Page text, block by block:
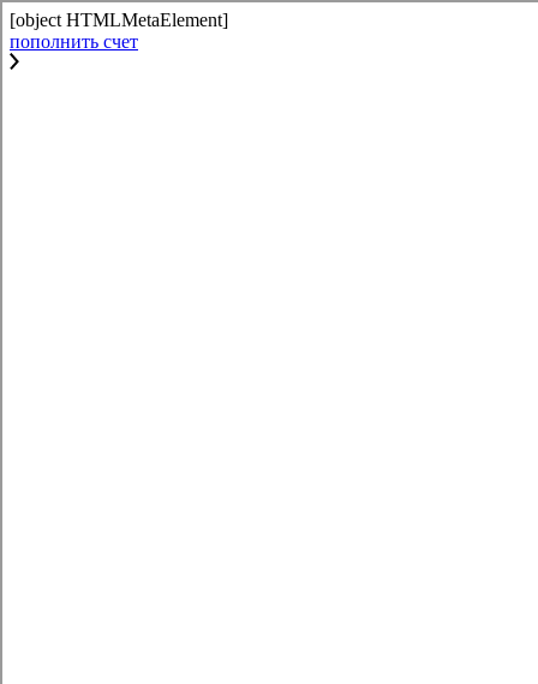
[object HTMLMetaElement]
пополнить счет